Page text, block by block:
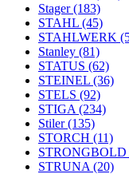
Stager(183)
STAHL (45)
STAHLWERK
Stanley (81)
STATUS (62)
STEINEL (36)
STELS (92)
STIGA (234)
Stiler(135)
STORCH (11)
STRONGBOLD
STRUNA (20)